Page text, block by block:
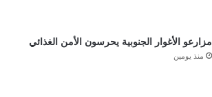
مزارعو الأغوار الجنوبية يحرسون الأمن الغذائي
منذ يومين